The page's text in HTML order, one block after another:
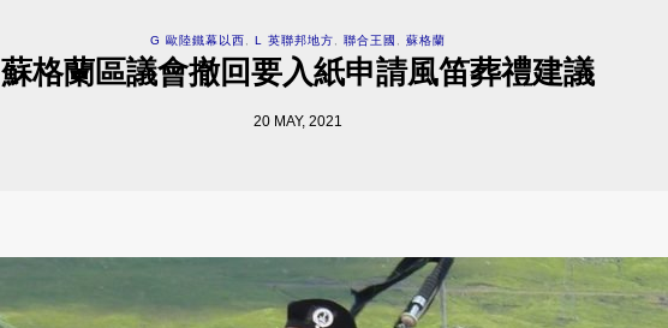
G 歐陸鐵幕以西 L 英聯邦地方 聯合王國 蘇格蘭
蘇格蘭區議會撤回要入紙申請風笛葬禮建議
20 MAY, 2021